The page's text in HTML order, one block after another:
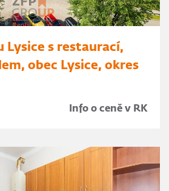
Lysice s restaurací,
obec Lysice, okres
Info o ceně v RK